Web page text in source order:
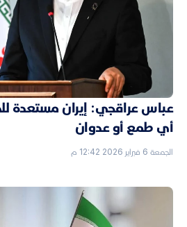
عباس عراقجي: إيران مستعدة
أي طمع أو عدوان
الجمعة 6 فبراير 2026 12:42 م